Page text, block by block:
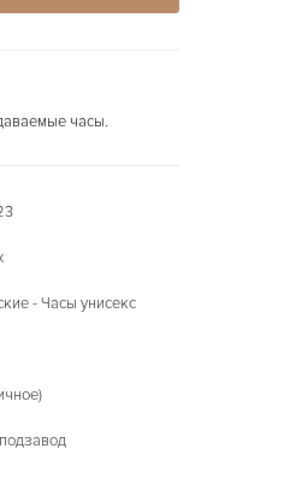
часы.
- Часы унисекс